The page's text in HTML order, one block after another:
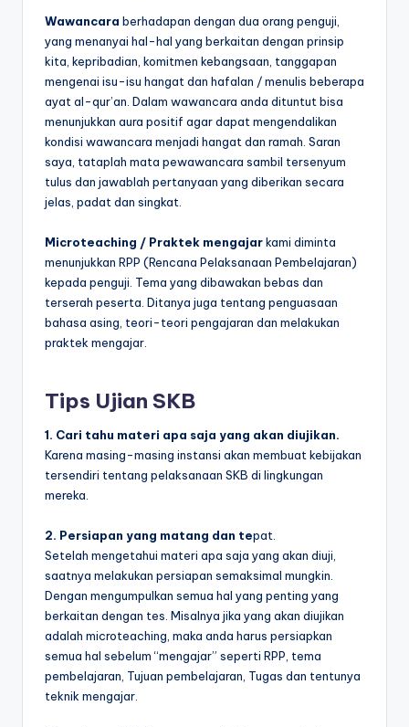
Wawancara berhadapan dengan dua orang penguji,
yang menanyai hal-hal yang berkaitan dengan prinsip
kita, kepribadian, komitmen kebangsaan, tanggapan
mengenai isu-isu hangat dan hafalan / menulis beberapa
ayat al-qur’an. Dalam wawancara anda dituntut bisa
menunjukkan aura positif agar dapat mengendalikan
kondisi wawancara menjadi hangat dan ramah. Saran
saya, tataplah mata pewawancara sambil tersenyum
tulus dan jawablah pertanyaan yang diberikan secara
jelas, padat dan singkat.
Microteaching / Praktek mengajarkami diminta
menunjukkan RPP (Rencana Pelaksanaan Pembelajaran)
kepada penguji. Tema yang dibawakan bebas dan
terserah peserta. Ditanya juga tentang penguasaan
bahasa asing, teori-teori pengajaran dan melakukan
praktek mengajar.
Tips Ujian SKB
1. Cari tahu materi apa saja yang akan diujikan.
Karena masing-masing instansi akan membuat kebijakan
tersendiri tentang pelaksanaan SKB di lingkungan
mereka.
2. Persiapan yang matang dan tepat.
Setelah mengetahui materi apa saja yang akan diuji,
saatnya melakukan persiapan semaksimal mungkin.
Dengan mengumpulkan semua hal yang penting yang
berkaitan dengan tes. Misalnya jika yang akan diujikan
adalah microteaching, maka anda harus persiapkan
semua hal sebelum “mengajar” seperti RPP, tema
pembelajaran, Tujuan pembelajaran, Tugas dan tentunya
teknik mengajar.